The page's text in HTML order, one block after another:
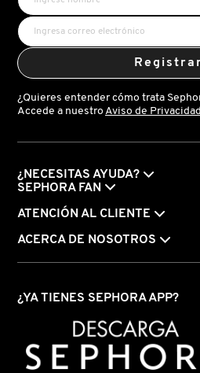
¿Quieres entender cómo trata
Accede a nuestro Aviso de
¿NECESITAS AYUDA?
SEPHORA FAN
ATENCIÓN AL CLIENTE
ACERCA DE NOSOTROS
¿YA TIENES SEPHORA APP?